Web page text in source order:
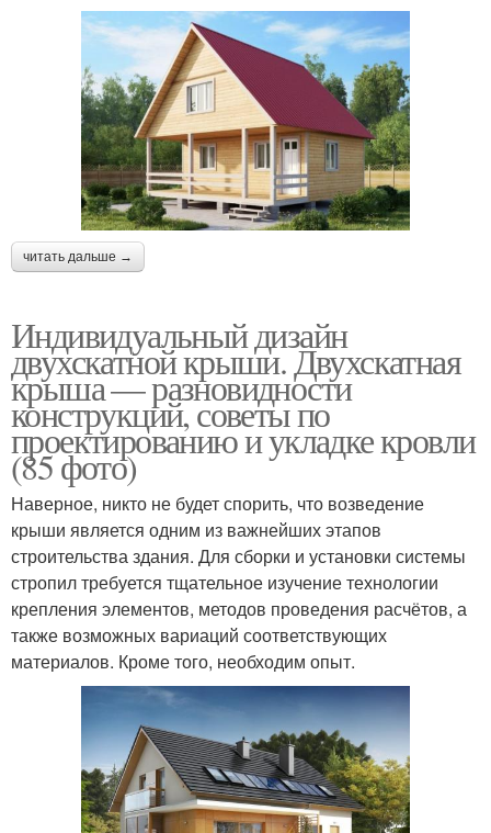
читать дальше →
Индивидуальный дизайн
двухскатной крыши. Двухскатная
крыша — разновидности
конструкций, советы по
проектированию и укладке кровли
(85 фото)
Наверное, никто не будет спорить, что возведение
крыши является одним из важнейших этапов
строительства здания. Для сборки и установки системы
стропил требуется тщательное изучение технологии
крепления элементов, методов проведения расчётов, а
также возможных вариаций соответствующих
материалов. Кроме того, необходим опыт.